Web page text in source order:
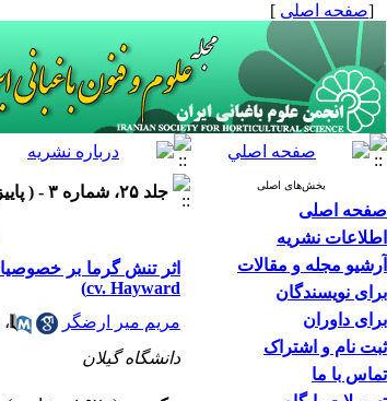
[صفحه اصلی ]
بخش‌های اصلی
صفحه اصلی
اطلاعات نشریه
آرشیو مجله و مقالات
برای نویسندگان
برای داوران
ثبت نام و اشتراک
تماس با ما
جلد ۲۵، شماره ۳ - ( پاییز ۱۴۰۳ )
cv. Hayward)
مریم میر ارضگر
،
دانشگاه گیلان